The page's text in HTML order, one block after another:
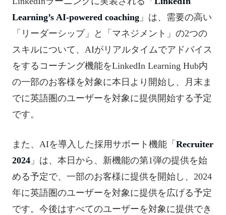
Learning’s AI-powered coaching 」は、需要の高い
「リーダーシップ」と「マネジメント」の2つの
スキルについて、AIがリアルタイムでアドバイス
をするコーチング機能をLinkedIn Learning Hub内
の一部のお客様を対象に本日より開始し、月末ま
でに英語圏のユーザーを対象に提供開始する予定
です。
また、AIを導入した採用サポート機能「 Recruiter
2024 」は、本日から、新機能の第1弾の提供を始
める予定で、一部のお客様に提供を開始し、2024
年に英語圏のユーザーを対象に提供を広げる予定
です。今後はすべてのユーザーを対象に提供でき